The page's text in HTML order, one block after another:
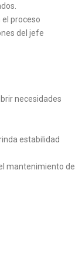
proceso
del jefe
necesidades
estabilidad
mantenimiento de